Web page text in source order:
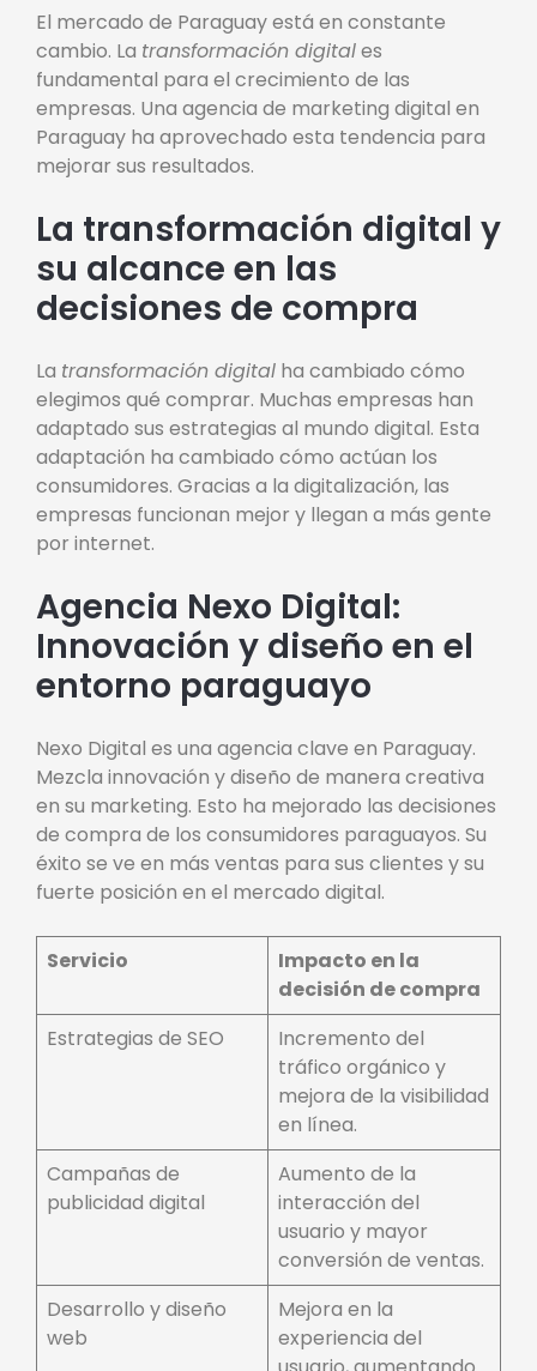
El mercado de Paraguay está en constante
cambio. La transformación digitales
fundamental para el crecimiento de las
empresas. Una agencia de marketing digital en
Paraguay ha aprovechado esta tendencia para
mejorar sus resultados.
La transformación digital y
su alcance en las
decisiones de compra
La transformación digital ha cambiado cómo
elegimos qué comprar. Muchas empresas han
adaptado sus estrategias al mundo digital. Esta
adaptación ha cambiado cómo actúan los
consumidores. Gracias a la digitalización, las
empresas funcionan mejor y llegan a más gente
por internet.
Agencia Nexo Digital:
Innovación y diseño en el
entorno paraguayo
Nexo Digital es una agencia clave en Paraguay.
Mezcla innovación y diseño de manera creativa
en su marketing. Esto ha mejorado las decisiones
de compra de los consumidores paraguayos. Su
éxito se ve en más ventas para sus clientes y su
fuerte posición en el mercado digital.
Servicio
Impacto en la
decisión de compra
Estrategias de SEO
Incremento del
tráfico orgánico y
mejora de la visibilidad
en línea.
Campañas de
publicidad digital
Aumento de la
interacción del
usuario y mayor
conversión de ventas.
Desarrollo y diseño
web
Mejora en la
experiencia del